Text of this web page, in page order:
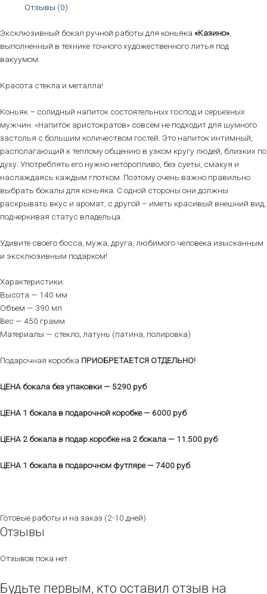
Отзывы (0)
Эксклюзивный бокал ручной работы для коньяка «Казино»,
выполненный в технике точного художественного литья под
вакуумом.
Красота стекла и металла!
Коньяк – солидный напиток состоятельных господ и серьезных
мужчин. «Напиток аристократов» совсем не подходит для шумного
застолья с большим количеством гостей. Это напиток интимный,
располагающий к теплому общению в узком кругу людей, близких по
духу. Употреблять его нужно неторопливо, без суеты, смакуя и
наслаждаясь каждым глотком. Поэтому очень важно правильно
выбрать бокалы для коньяка. С одной стороны они должны
раскрывать вкус и аромат, с другой – иметь красивый внешний вид,
подчеркивая статус владельца.
Удивите своего босса, мужа, друга, любимого человека изысканным
и эксклюзивным подарком!
Характеристики:
Высота — 140 мм
Объем — 390 мл
Вес — 450 грамм
Материалы — стекло, латунь (патина, полировка)
Подарочная коробка ПРИОБРЕТАЕТСЯ ОТДЕЛЬНО!
ЦЕНА бокала без упаковки — 5290 руб
ЦЕНА 1 бокала в подарочной коробке — 6000 руб
ЦЕНА 2 бокала в подар.коробке на 2 бокала — 11.500 руб
ЦЕНА 1 бокала в подарочном футляре — 7400 руб
Готовые работы и на заказ (2-10 дней)
Отзывы
Отзывов пока нет.
Будьте первым, кто оставил отзыв на